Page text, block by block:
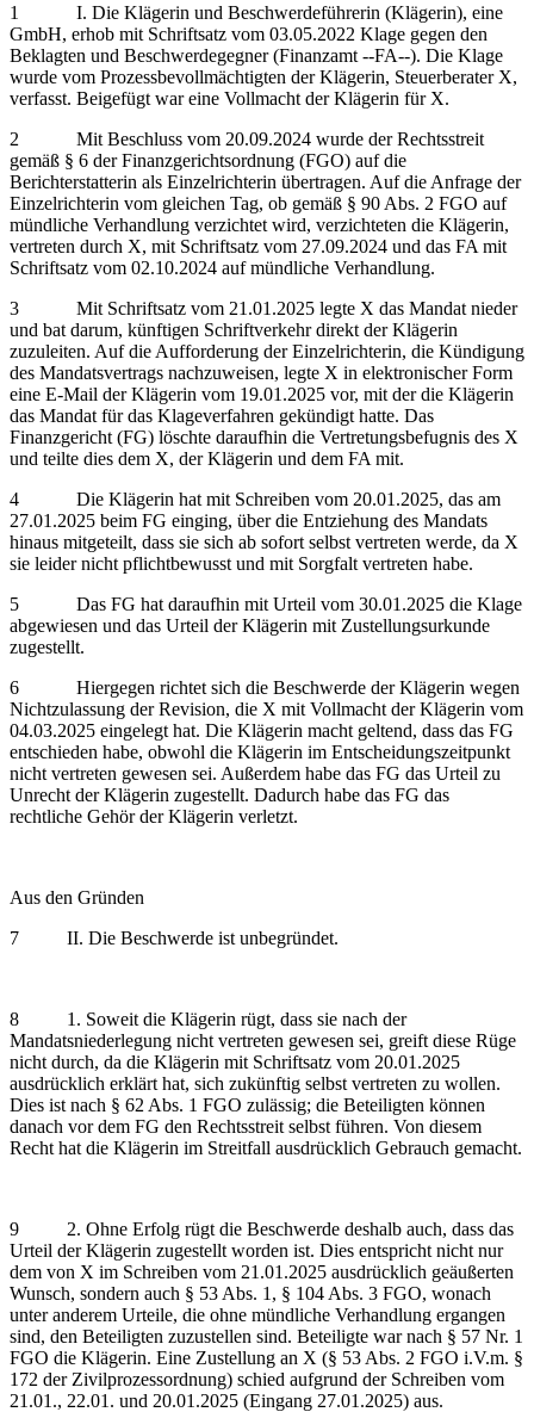
1 I. Die Klägerin und Beschwerdeführerin (Klägerin), eine
GmbH, erhob mit Schriftsatz vom 03.05.2022 Klage gegen den
Beklagten und Beschwerdegegner (Finanzamt ‑‑FA‑‑). Die Klage
wurde vom Prozessbevollmächtigten der Klägerin, Steuerberater X,
verfasst. Beigefügt war eine Vollmacht der Klägerin für X.
2 Mit Beschluss vom 20.09.2024 wurde der Rechtsstreit
gemäß § 6 der Finanzgerichtsordnung (FGO) auf die
Berichterstatterin als Einzelrichterin übertragen. Auf die Anfrage der
Einzelrichterin vom gleichen Tag, ob gemäß § 90 Abs. 2 FGO auf
mündliche Verhandlung verzichtet wird, verzichteten die Klägerin,
vertreten durch X, mit Schriftsatz vom 27.09.2024 und das FA mit
Schriftsatz vom 02.10.2024 auf mündliche Verhandlung.
3 Mit Schriftsatz vom 21.01.2025 legte X das Mandat nieder
und bat darum, künftigen Schriftverkehr direkt der Klägerin
zuzuleiten. Auf die Aufforderung der Einzelrichterin, die Kündigung
des Mandatsvertrags nachzuweisen, legte X in elektronischer Form
eine E-Mail der Klägerin vom 19.01.2025 vor, mit der die Klägerin
das Mandat für das Klageverfahren gekündigt hatte. Das
Finanzgericht (FG) löschte daraufhin die Vertretungsbefugnis des X
und teilte dies dem X, der Klägerin und dem FA mit.
4 Die Klägerin hat mit Schreiben vom 20.01.2025, das am
27.01.2025 beim FG einging, über die Entziehung des Mandats
hinaus mitgeteilt, dass sie sich ab sofort selbst vertreten werde, da X
sie leider nicht pflichtbewusst und mit Sorgfalt vertreten habe.
5 Das FG hat daraufhin mit Urteil vom 30.01.2025 die Klage
abgewiesen und das Urteil der Klägerin mit Zustellungsurkunde
zugestellt.
6 Hiergegen richtet sich die Beschwerde der Klägerin wegen
Nichtzulassung der Revision, die X mit Vollmacht der Klägerin vom
04.03.2025 eingelegt hat. Die Klägerin macht geltend, dass das FG
entschieden habe, obwohl die Klägerin im Entscheidungszeitpunkt
nicht vertreten gewesen sei. Außerdem habe das FG das Urteil zu
Unrecht der Klägerin zugestellt. Dadurch habe das FG das
rechtliche Gehör der Klägerin verletzt.
Aus den Gründen
7 II. Die Beschwerde ist unbegründet.
8 1. Soweit die Klägerin rügt, dass sie nach der
Mandatsniederlegung nicht vertreten gewesen sei, greift diese Rüge
nicht durch, da die Klägerin mit Schriftsatz vom 20.01.2025
ausdrücklich erklärt hat, sich zukünftig selbst vertreten zu wollen.
Dies ist nach § 62 Abs. 1 FGO zulässig; die Beteiligten können
danach vor dem FG den Rechtsstreit selbst führen. Von diesem
Recht hat die Klägerin im Streitfall ausdrücklich Gebrauch gemacht.
9 2. Ohne Erfolg rügt die Beschwerde deshalb auch, dass das
Urteil der Klägerin zugestellt worden ist. Dies entspricht nicht nur
dem von X im Schreiben vom 21.01.2025 ausdrücklich geäußerten
Wunsch, sondern auch § 53 Abs. 1, § 104 Abs. 3 FGO, wonach
unter anderem Urteile, die ohne mündliche Verhandlung ergangen
sind, den Beteiligten zuzustellen sind. Beteiligte war nach § 57 Nr. 1
FGO die Klägerin. Eine Zustellung an X (§ 53 Abs. 2 FGO i.V.m. §
172 der Zivilprozessordnung) schied aufgrund der Schreiben vom
21.01., 22.01. und 20.01.2025 (Eingang 27.01.2025) aus.